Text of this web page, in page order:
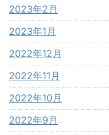
2023年2月
2023年1月
2022年12月
2022年11月
2022年10月
2022年9月